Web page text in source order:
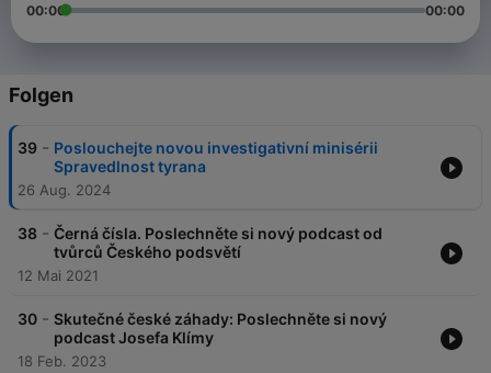
00:00 00:00
Folgen
39 - Poslouchejte novou investigativní minisérii
Spravedlnost tyrana
26 Aug. 2024
38 - Černá čísla. Poslechněte si nový podcast od
tvůrců Českého podsvětí
12 Mai 2021
30 - Skutečné české záhady: Poslechněte si nový
podcast Josefa Klímy
18 Feb. 2023